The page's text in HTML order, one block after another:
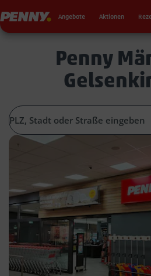
Penny Angebote Aktionen
Penny